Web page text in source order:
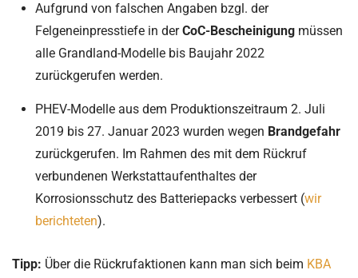
Aufgrund von falschen Angaben bzgl. der
Felgeneinpresstiefe in derCoC-Bescheinigungmüssen
alle Grandland-Modelle bis Baujahr 2022
zurückgerufen werden.
PHEV-Modelle aus dem Produktionszeitraum 2. Juli
2019 bis 27. Januar 2023 wurden wegen Brandgefahr
zurückgerufen. Im Rahmen des mit dem Rückruf
verbundenen Werkstattaufenthaltes der
Korrosionsschutz des Batteriepacks verbessert (wir
berichteten).
Tipp: Über die Rückrufaktionen kann man sich beim KBA